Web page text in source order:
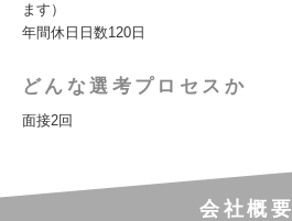
ます）
年間休日日数120日
どんな選考プロセスか
面接2回
会社概要